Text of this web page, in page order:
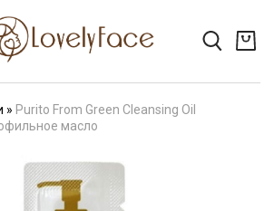
» Purito From Green Cleansing Oil
масло